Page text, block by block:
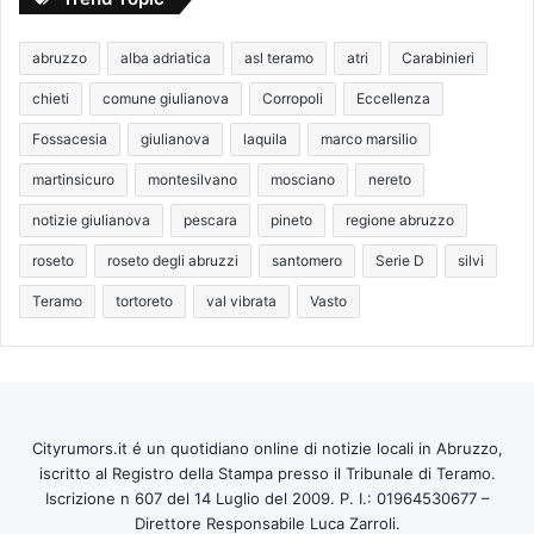
abruzzo alba adriatica asl teramo atri Carabinieri
chieti comune giulianova Corropoli Eccellenza
Fossacesia giulianova laquila marco marsilio
martinsicuro montesilvano mosciano nereto
notizie giulianova pescara pineto regione abruzzo
roseto roseto degli abruzzi santomero Serie D silvi
Teramo tortoreto val vibrata Vasto
Cityrumors.it é un quotidiano online di notizie locali in Abruzzo,
iscritto al Registro della Stampa presso il Tribunale di Teramo.
Iscrizione n 607 del 14 Luglio del 2009. P. I.: 01964530677 –
Direttore Responsabile Luca Zarroli.